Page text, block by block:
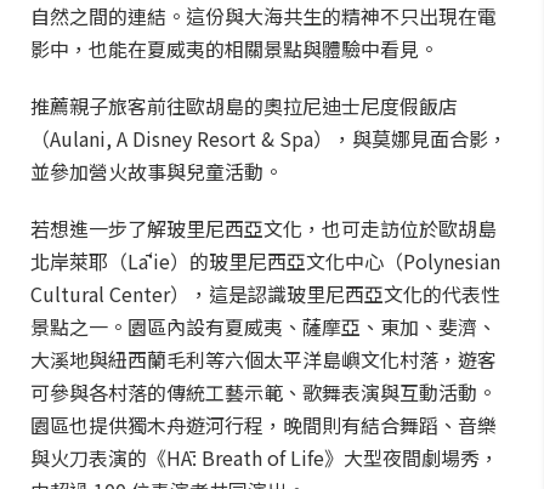
自然之間的連結。這份與大海共生的精神不只出現在電
影中，也能在夏威夷的相關景點與體驗中看見。
推薦親子旅客前往歐胡島的奧拉尼迪士尼度假飯店
（Aulani, A Disney Resort & Spa），與莫娜見面合影，
並參加營火故事與兒童活動。
若想進一步了解玻里尼西亞文化，也可走訪位於歐胡島
北岸萊耶（Lāʻie）的玻里尼西亞文化中心（Polynesian
Cultural Center），這是認識玻里尼西亞文化的代表性
景點之一。園區內設有夏威夷、薩摩亞、東加、斐濟、
大溪地與紐西蘭毛利等六個太平洋島嶼文化村落，遊客
可參與各村落的傳統工藝示範、歌舞表演與互動活動。
園區也提供獨木舟遊河行程，晚間則有結合舞蹈、音樂
與火刀表演的《HĀ: Breath of Life》大型夜間劇場秀，